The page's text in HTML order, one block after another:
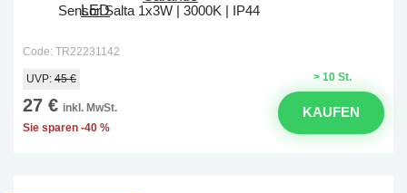
Sensor Salta 1x3W | 3000K | IP44
Code: TR22231142
> 10 St.
UVP: 45 €
27 € inkl. MwSt.
Sie sparen -40 %
KAUFEN